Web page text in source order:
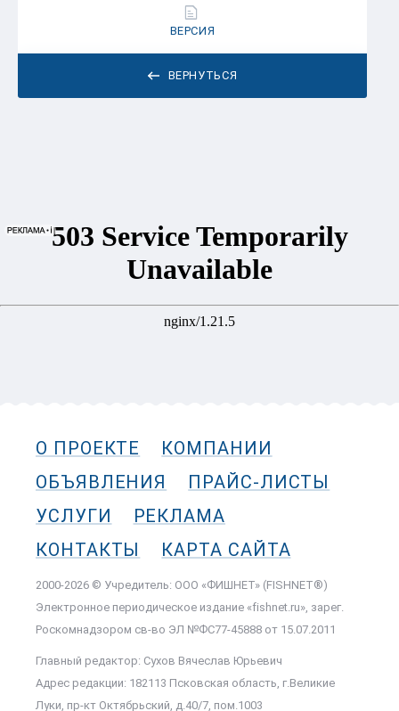
ВЕРНУТЬСЯ
ВЕРСИЯ
О ПРОЕКТЕ
КОМПАНИИ
ОБЪЯВЛЕНИЯ
ПРАЙС-ЛИСТЫ
УСЛУГИ
РЕКЛАМА
КОНТАКТЫ
КАРТА САЙТА
2000-2026 © Учредитель: ООО «ФИШНЕТ» (FISHNET®)
Электронное периодическое издание «fishnet.ru», зарег.
Роскомнадзором cв-во ЭЛ №ФС77-45888 от 15.07.2011
Главный редактор: Сухов Вячеслав Юрьевич
Адрес редакции: 182113 Псковская область, г.Великие
Луки, пр-кт Октябрьский, д.40/7, пом.1003